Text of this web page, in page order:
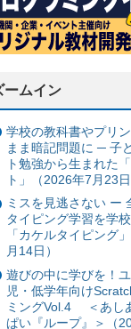
ームイン
学校の教科書やプリ
まま暗記問題に ─ 子
ト勉強から生まれた
ト」（2026年7月23日
ミスを見逃さない ー
タイピング学習を学校
「カケルタイピング
月14日）
遊びの中に学びを！
児・低学年向け
ミングVol.4 ＜あし
ぱい『ループ』＞（